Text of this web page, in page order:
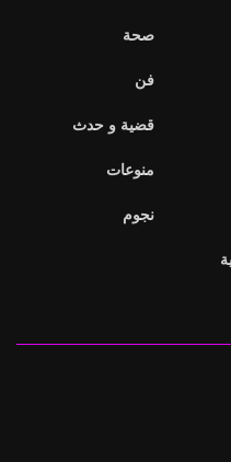
صحة
فن
قضية و حدث
منوعات
نجوم